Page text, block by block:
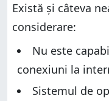
Există și câteva
considerare:
Nu este
conexiuni la
Sistemul de